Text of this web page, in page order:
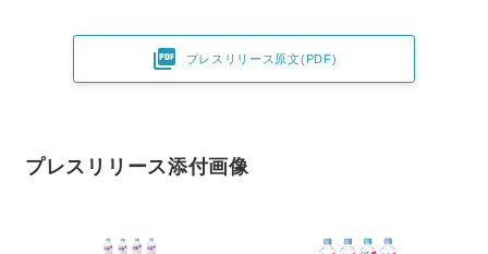
 プレスリリース原文(PDF)
プレスリリース添付画像